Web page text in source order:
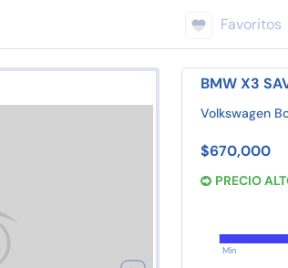
Favoritos
BMW X3
Volkswagen
$670,000
PRECIO
Min